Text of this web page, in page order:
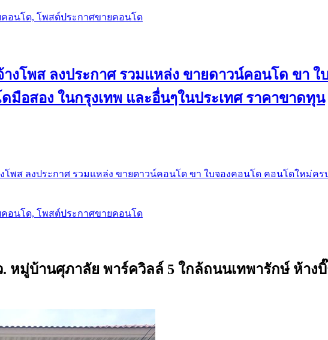
อนโด, โพสต์ประกาศขายคอนโด
างโพส ลงประกาศ รวมแหล่ง ขายดาวน์คอนโด ขา
มือสอง ในกรุงเทพ และอื่นๆในประเทศ ราคาขาดทุน
โพส ลงประกาศ รวมแหล่ง ขายดาวน์คอนโด ขา ใบจองคอนโด คอนโดใหม่ค
อนโด, โพสต์ประกาศขายคอนโด
หมู่บ้านศุภาลัย พาร์ควิลล์ 5 ใกล้ถนนเทพารักษ์ ห้างบิ๊